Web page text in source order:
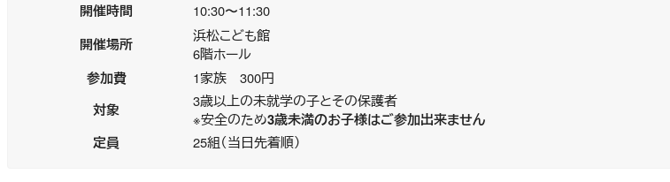
開催時間 10:30〜11:30
開催場所
浜松こども館
6階ホール
参加費 1家族 300円
対象
3歳以上の未就学の子とその保護者
※安全のため3歳未満のお子様はご参加出来ません
定員
25組（当日先着順）